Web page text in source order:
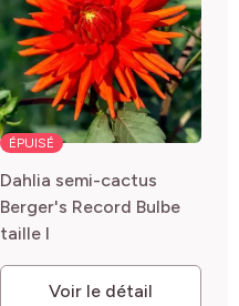
ÉPUISÉ
Dahlia semi-cactus
Berger's Record Bulbe
taille I
Voir le détail